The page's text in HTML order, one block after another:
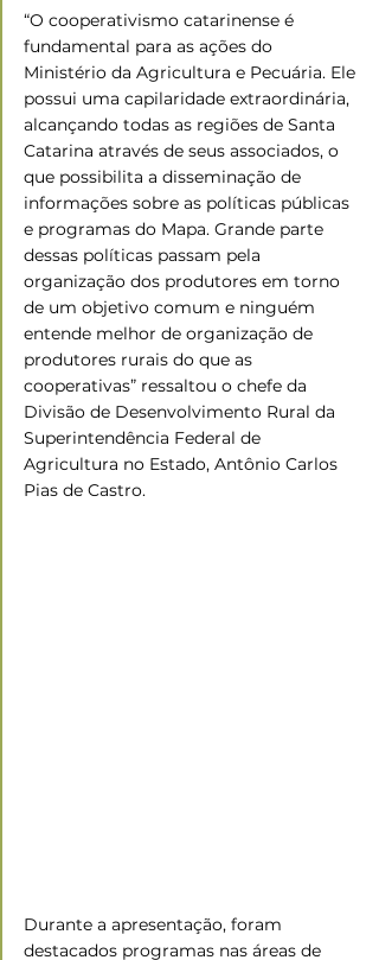
“O cooperativismo catarinense é
fundamental para as ações do
Ministério da Agricultura e Pecuária. Ele
possui uma capilaridade extraordinária,
alcançando todas as regiões de Santa
Catarina através de seus associados, o
que possibilita a disseminação de
informações sobre as políticas públicas
e programas do Mapa. Grande parte
dessas políticas passam pela
organização dos produtores em torno
de um objetivo comum e ninguém
entende melhor de organização de
produtores rurais do que as
cooperativas” ressaltou o chefe da
Divisão de Desenvolvimento Rural da
Superintendência Federal de
Agricultura no Estado, Antônio Carlos
Pias de Castro.
Durante a apresentação, foram
destacados programas nas áreas de